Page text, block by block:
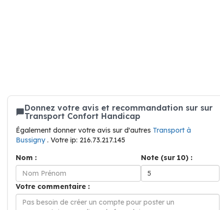
Donnez votre avis et recommandation sur sur
Transport Confort Handicap
Également donner votre avis sur d'autres Transport à
Bussigny. Votre ip: 216.73.217.145
Nom :
Note (sur 10) :
Votre commentaire :